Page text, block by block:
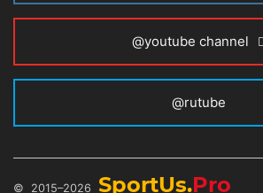
@youtube channel
@rutube
© 2015–2026 SportUs.Pro